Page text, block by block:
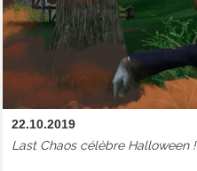
22.10.2019
Last Chaos célèbre Halloween !